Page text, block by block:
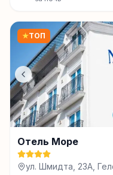
★ТОП
Отель Море
ул. Шмидта, 23А,